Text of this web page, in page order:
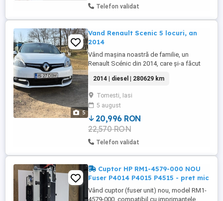
Telefon validat
5
Vand Renault Scenic 5 locuri, an
2014
Vând mașina noastră de familie, un
Renault Scénic din 2014, care și-a făcut
importante precum dusul copiilor la
școală și plimbări scurte prin oraș A venit
din Franța cu experiență de viață (adică
are ceva kilometri), dar majoritatea au fost
făcuți frumos, pe drumuri ...
2014 | diesel | 280629 km
Tomesti, Iasi
5 august
20,996 RON
22,570 RON
Telefon validat
Cuptor HP RM1-4579-000 NOU
Fuser P4014 P4015 P4515 - pret mic
Vând cuptor (fuser unit) nou, model RM1-
4579-000, compatibil cu imprimantele